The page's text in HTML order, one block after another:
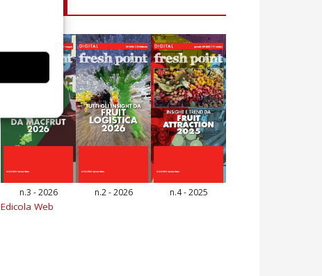
n.3 - 2026 n.2 - 2026 n.4 - 2025
Edicola Web